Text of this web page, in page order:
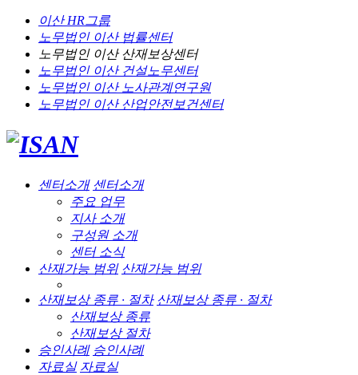
이산 HR그룹
노무법인 이산법률센터
노무법인 이산산재보상센터
노무법인 이산건설노무센터
노무법인 이산노사관계연구원
노무법인 이산산업안전보건센터
센터소개 센터소개
주요 업무
지사 소개
구성원 소개
센터 소식
산재가능 범위 산재가능 범위
산재보상 종류 · 절차 산재보상 종류 · 절차
산재보상 종류
산재보상 절차
승인사례 승인사례
자료실 자료실